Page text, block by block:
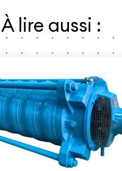
À lire aussi :